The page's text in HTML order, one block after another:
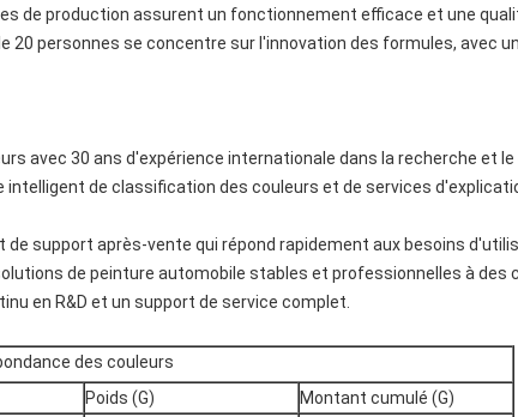
de production assurent un fonctionnement efficace et une
20 personnes se concentre sur l'innovation des formules, avec
avec 30 ans d'expérience internationale dans la recherche et
intelligent de classification des couleurs et de services
de support après-vente qui répond rapidement aux besoins
de peinture automobile stables et professionnelles à des
en R&D et un support de service complet.
des couleurs
Poids (G)
Montant cumulé (G)